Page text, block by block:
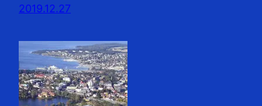
2019.12.27